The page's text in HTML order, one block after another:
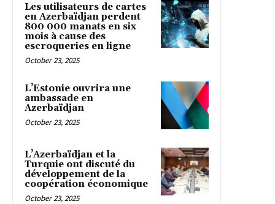
Les utilisateurs de cartes
en Azerbaïdjan perdent
800 000 manats en six
mois à cause des
escroqueries en ligne
October 23, 2025
L’Estonie ouvrira une
ambassade en
Azerbaïdjan
October 23, 2025
L’Azerbaïdjan et la
Turquie ont discuté du
développement de la
coopération économique
October 23, 2025